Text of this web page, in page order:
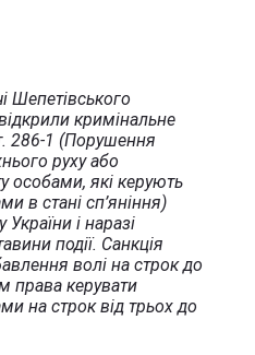
Шепетівського
кримінальне
286-1 (Порушення
руху або
особами, які керують
в стані сп’яніння)
і наразі
події. Санкція
волі на строк до
права керувати
на строк від трьох до